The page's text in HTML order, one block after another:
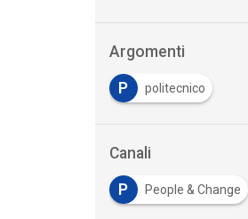
Argomenti
P politecnico
Canali
P People & Change